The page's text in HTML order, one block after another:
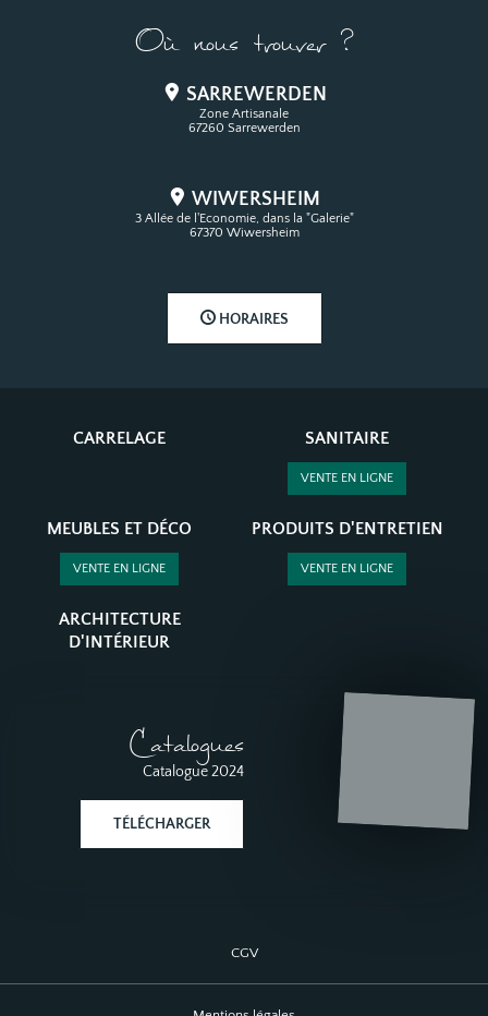
Où nous trouver ?
SARREWERDEN
Zone Artisanale
67260 Sarrewerden
WIWERSHEIM
3 Allée de l'Economie, dans la "Galerie"
67370 Wiwersheim
HORAIRES
CARRELAGE SANITAIRE
VENTE EN LIGNE
MEUBLES ET DÉCO
VENTE EN LIGNE
PRODUITS D'ENTRETIEN
VENTE EN LIGNE
ARCHITECTURE
D'INTÉRIEUR
Catalogues
Catalogue 2024
TÉLÉCHARGER
CGV